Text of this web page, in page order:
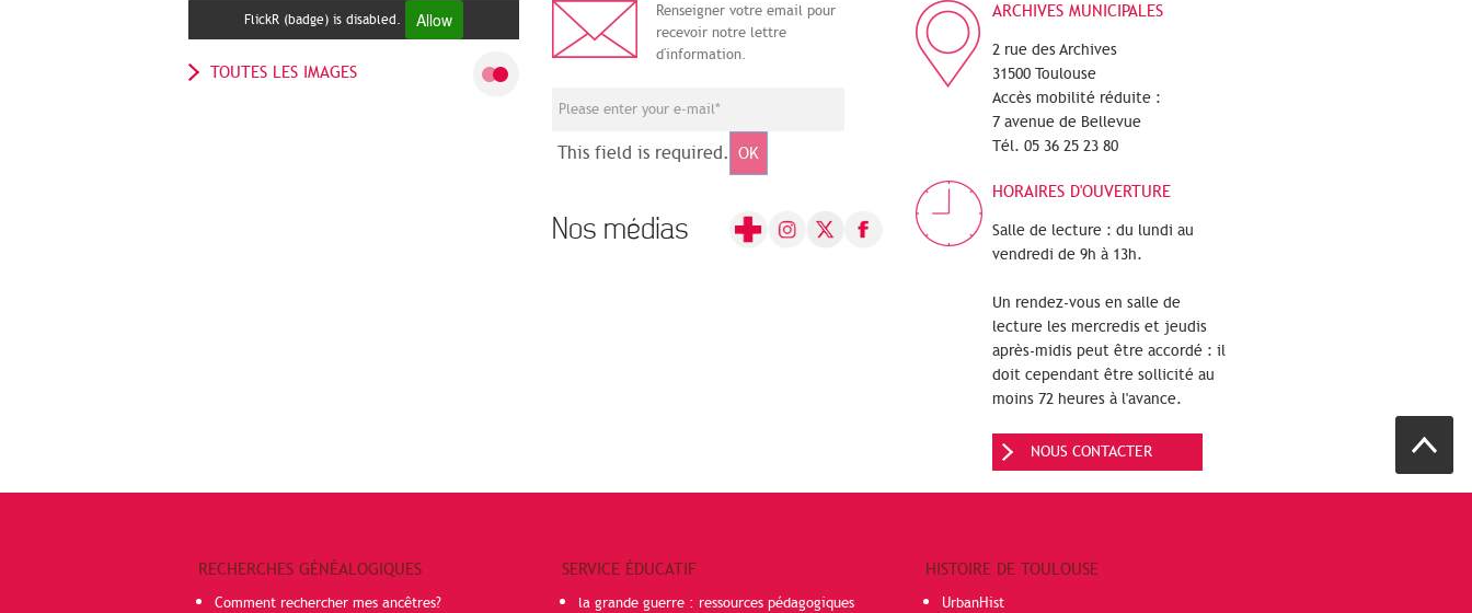
FlickR (badge) is disabled. Allow
TOUTES LES IMAGES
Renseigner votre email pour
recevoir notre lettre
d'information.
This field is required. OK
Nos médias
ARCHIVES MUNICIPALES
2 rue des Archives
31500 Toulouse
Accès mobilité réduite :
7 avenue de Bellevue
Tél. 05 36 25 23 80
HORAIRES D'OUVERTURE
Salle de lecture : du lundi au
vendredi de 9h à 13h.
Un rendez-vous en salle de
lecture les mercredis et jeudis
après-midis peut être accordé : il
doit cependant être sollicité au
moins 72 heures à l'avance.
NOUS CONTACTER
RECHERCHES GÉNÉALOGIQUES
Comment rechercher mes ancêtres?
SERVICE ÉDUCATIF
la grande guerre : ressources pédagogiques
HISTOIRE DE TOULOUSE
UrbanHist